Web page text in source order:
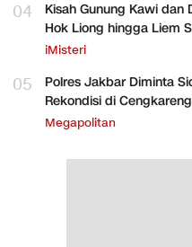
04
Kisah Gunung Kawi dan
Hok Liong hingga Liem
iMisteri
05
Polres Jakbar Diminta
Rekondisi di Cengkareng
Megapolitan